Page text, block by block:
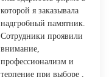
которой я заказывала
надгробный памятник.
Сотрудники проявили
внимание,
профессионализм и
терпение при выборе ,